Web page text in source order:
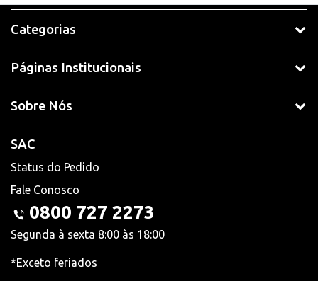
Categorias
Páginas Institucionais
Sobre Nós
SAC
Status do Pedido
Fale Conosco
0800 727 2273
Segunda à sexta 8:00 às 18:00
*Exceto feriados